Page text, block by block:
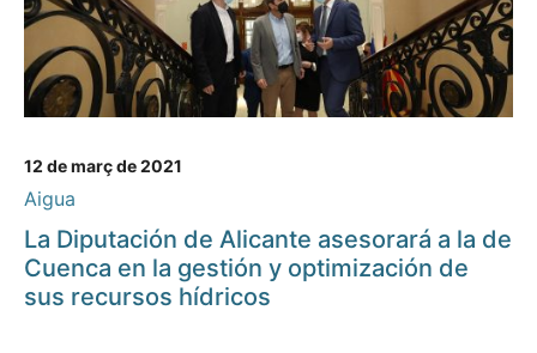
12 de març de 2021
Aigua
La Diputación de Alicante asesorará a la de
Cuenca en la gestión y optimización de
sus recursos hídricos